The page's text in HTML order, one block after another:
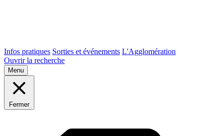
Infos pratiques Sorties et événements L'Agglomération
Ouvrir la recherche
Menu
Fermer